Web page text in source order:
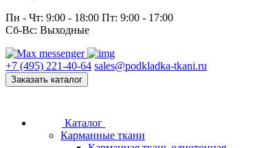
Пн - Чт: 9:00 - 18:00 Пт: 9:00 - 17:00
Сб-Вс: Выходные
+7 (495) 221-40-64 sales@podkladka-tkani.ru
Заказать каталог
Каталог
Карманные ткани